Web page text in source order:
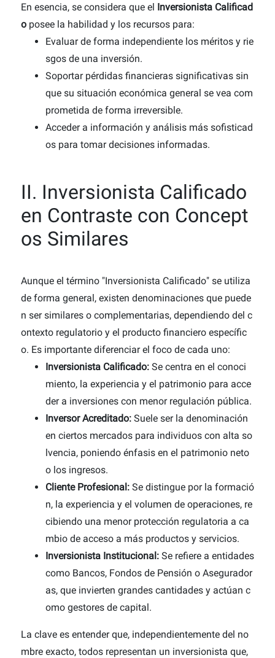
En esencia, se considera que el Inversionista Calificad
o posee la habilidad y los recursos para:
Evaluar de forma independiente los méritos y rie
sgos de una inversión.
Soportar pérdidas financieras significativas sin
que su situación económica general se vea com
prometida de forma irreversible.
Acceder a información y análisis más sofisticad
os para tomar decisiones informadas.
II. Inversionista Calificado
en Contraste con Concept
os Similares
Aunque el término "Inversionista Calificado" se utiliza
de forma general, existen denominaciones que puede
n ser similares o complementarias, dependiendo del c
ontexto regulatorio y el producto financiero específic
o. Es importante diferenciar el foco de cada uno:
Inversionista Calificado: Se centra en el conoci
miento, la experiencia y el patrimonio para acce
der a inversiones con menor regulación pública.
Inversor Acreditado: Suele ser la denominación
en ciertos mercados para individuos con alta so
lvencia, poniendo énfasis en el patrimonio neto
o los ingresos.
Cliente Profesional: Se distingue por la formació
n, la experiencia y el volumen de operaciones, re
cibiendo una menor protección regulatoria a ca
mbio de acceso a más productos y servicios.
Inversionista Institucional: Se refiere a entidades
como Bancos, Fondos de Pensión o Asegurador
as, que invierten grandes cantidades y actúan c
omo gestores de capital.
La clave es entender que, independientemente del no
mbre exacto, todos representan un inversionista que,